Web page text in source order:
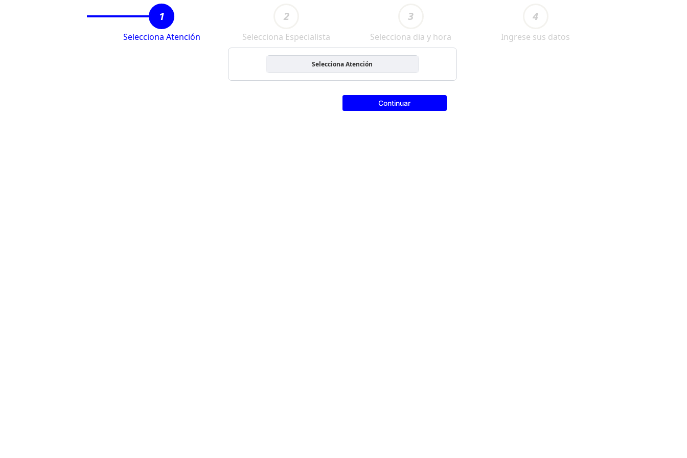
1
Selecciona Atención
2
Selecciona Especialista
3
Selecciona dia y hora
4
Ingrese sus datos
Selecciona Atención
Continuar